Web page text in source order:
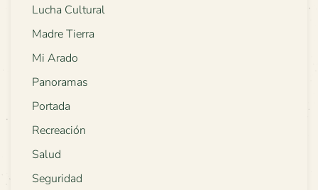
Lucha Cultural
Madre Tierra
Mi Arado
Panoramas
Portada
Recreación
Salud
Seguridad